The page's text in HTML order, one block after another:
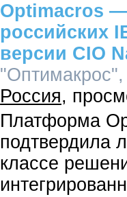
Optimacros —
российских
версии CIO
Россия
Платформа
подтвердила
классе